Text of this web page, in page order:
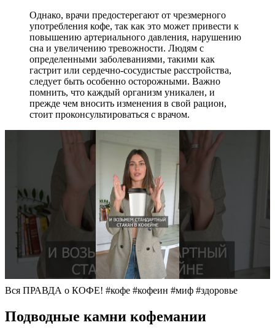
Однако, врачи предостерегают от чрезмерного
употребления кофе, так как это может привести к
повышению артериального давления, нарушению
сна и увеличению тревожности. Людям с
определенными заболеваниями, такими как
гастрит или сердечно-сосудистые расстройства,
следует быть особенно осторожными. Важно
помнить, что каждый организм уникален, и
прежде чем вносить изменения в свой рацион,
стоит проконсультироваться с врачом.
Вся ПРАВДА о КОФЕ! #кофе #кофеин #миф #здоровье
Подводные камни кофемании